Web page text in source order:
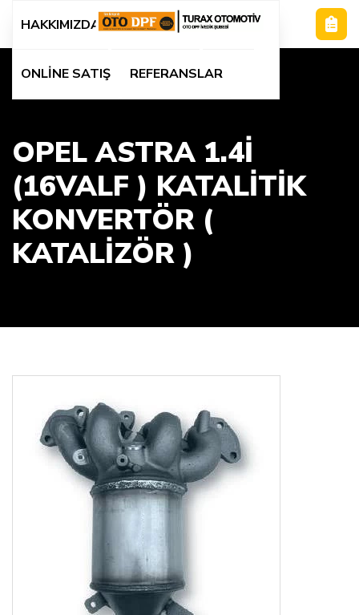
HAKKIMIZDA HİZMETLER BLOG
ONLİNE SATIŞ REFERANSLAR
OPEL ASTRA 1.4İ
(16VALF ) KATALITIK
KONVERTÖR (
KATALIZÖR )